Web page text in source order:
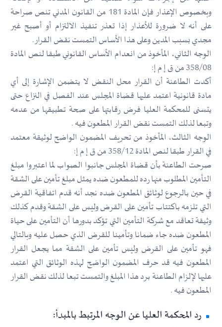
وبخصوص الإعذار فإن المادة 181 من القانون المدني تنص صراحة
على أنه لا ضرورة للأعذار إذا تعذر تنفيذ الالتزام أو أصبح غير
مجدي بسبب المدين وعلى هذا الأساس التمست نقض القرار.
الوجه الثاني، المأخوذ من انعدام الأساس القانوني طبقا لنص المادة
358/08 من ق إ م إ:
أكدت الطاعنة أن القرار محل النقض لا يتضمن الإشارة إلى أي
مادة قانونية اعتمد عليها قضاة المجلس عند الفصل في النزاع حتى
يتسنى للمحكمة العليا فرض رقابتها على صحة تطبيقها من عدمه
وتبعا لذلك التمست نقض القرار المطعون فيه .
الوجه الثالث، المأخوذ من تحريف المضمون الواضح لوثيقة معتمد
في القرار طبقا لنص المادة 358/12 من ق إ م إ:
صرحت الطاعنة بأن قضاة المجلس جانبوا الصواب لما اعتبروا مبلغ
التأمين المطلوب منها رده للمطعون ضده يمثل مبلغ تأمين على الشقة
في حين بالرجوع لوثائق المطعون ضده نجد أنه قدم اتفاقية القرض
التي تلزمه باكتتاب تأمين على القرض وليس على الشقة وقدم كذلك
وثيقة تعاقد مع شركة التأمين التي تؤكد بدورها أن التأمين على حياة
المطعون ضده جاء ضمانا وتأمينا للقرض الذي حصل عليه وبالتالي
فهو تأمين على القرض وليس تأمين على الشقة مما يجعل القرار
المطعون فيه قد حرف المضمون الواضح لهذه الوثائق التي اعتمد
عليها لإلزام الطاعنة برد هذا المبلغ والتمست تبعا لذلك نقض القرار
المطعون فيه .
رد المحكمة العليا عن الوجه المرتبط بالمبدأ: